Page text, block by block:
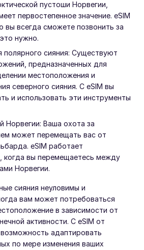
пустоши Норвегии,
первостепенное значение. eSIM
вы всегда сможете позвонить за
нужно.
полярного сияния: Существуют
предназначенных для
местоположения и
северного сияния. С eSIM вы
и использовать эти инструменты
Норвегии: Ваша охота за
может перемещать вас от
eSIM работает
когда вы перемещаетесь между
Норвегии.
сияния неуловимы и
вам может потребоваться
в зависимости от
активности. С eSIM от
адаптировать
по мере изменения ваших